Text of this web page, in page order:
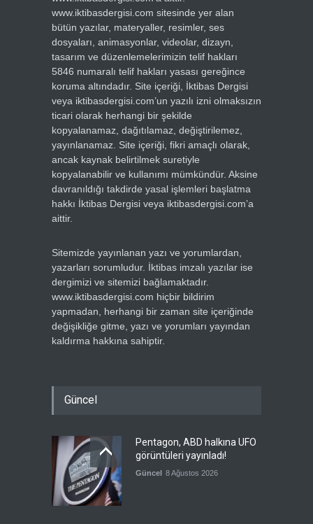
www.iktibasdergisi.com sitesinde yer alan
bütün yazılar, materyaller, resimler, ses
dosyaları, animasyonlar, videolar, dizayn,
tasarım ve düzenlemelerimizin telif hakları
5846 numaralı telif hakları yasası gereğince
koruma altındadır. Site içeriği, İktibas Dergisi
veya iktibasdergisi.com’un yazılı izni olmaksızın
ticari olarak herhangi bir şekilde
kopyalanamaz, dağıtılamaz, değiştirilemez,
yayınlanamaz. Site içeriği, fikri amaçlı olarak,
ancak kaynak belirtilmek suretiyle
kopyalanabilir ve kullanımı mümkündür. Aksine
davranıldığı takdirde yasal işlemleri başlatma
hakkı İktibas Dergisi veya iktibasdergisi.com’a
aittir.
Sitemizde yayınlanan yazı ve yorumlardan,
yazarları sorumludur. İktibas imzalı yazılar ise
dergimizi ve sitemizi bağlamaktadır.
www.iktibasdergisi.com hiçbir bildirim
yapmadan, herhangi bir zaman site içeriğinde
değişikliğe gitme, yazı ve yorumları yayından
kaldırma hakkına sahiptir.
Güncel
Pentagon, ABD halkına UFO
görüntüleri yayınladı!
Güncel 8 Ağustos 2026